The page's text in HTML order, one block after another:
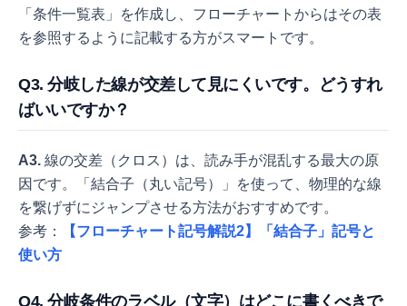
「条件一覧表」を作成し、フローチャートからはその表
を参照するように記載する方がスマートです。
Q3. 分岐した線が交差して見にくいです。どうすれ
ばいいですか？
A3. 線の交差（クロス）は、読み手が混乱する最大の原
因です。「結合子（丸い記号）」を使って、物理的な線
を繋げずにジャンプさせる方法がおすすめです。
参考：
【フローチャート記号解説2】「結合子」記号と
使い方
Q4. 分岐条件のラベル（文字）はどこに書くべきで